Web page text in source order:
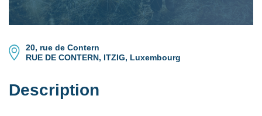
20, rue de Contern
RUE DE CONTERN, ITZIG, Luxembourg
Description